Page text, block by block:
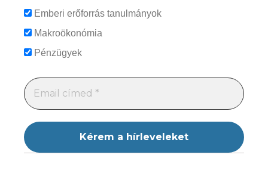
Emberi erőforrás tanulmányok
Makroökonómia
Pénzügyek